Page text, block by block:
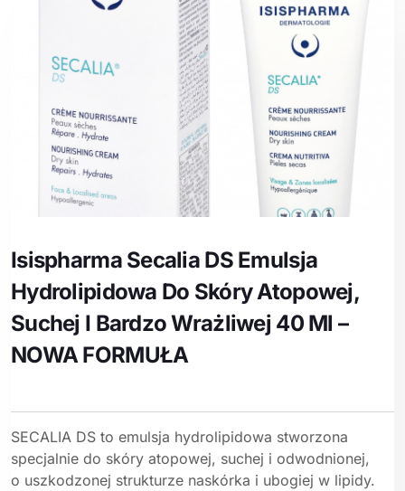
Isispharma Secalia DS Emulsja
Hydrolipidowa Do Skóry Atopowej,
Suchej I Bardzo Wrażliwej 40 Ml –
NOWA FORMUŁA
SECALIA DS to emulsja hydrolipidowa stworzona
specjalnie do skóry atopowej, suchej i odwodnionej,
o uszkodzonej strukturze naskórka i ubogiej w lipidy.